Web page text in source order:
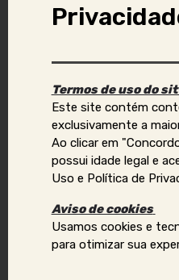
Se você identificar golpes,
ou quiser reportar
indevido de imagens ou
e-mail, nomes, endereços,
possamos analisar a
Anunciantes que
Termos de uso do
Este site contém
exclusivamente a
Ao clicar em
possui idade legal e
Uso e Política de
Aviso de cookies
Usamos cookies e
para otimizar sua